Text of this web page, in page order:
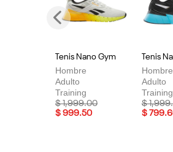
Tenis Nano Gym
Hombre
Adulto
Training
Price reduced from
$ 1,999.00to
$ 999.50
Tenis
Hombre
Adulto
Training
Price
$
$
Previous